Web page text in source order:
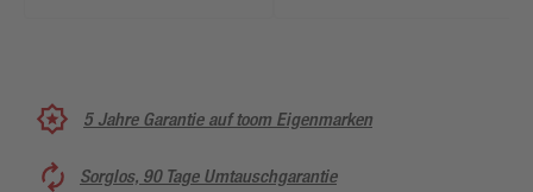
5 Jahre Garantie auf toom Eigenmarken
Sorglos, 90 Tage Umtauschgarantie